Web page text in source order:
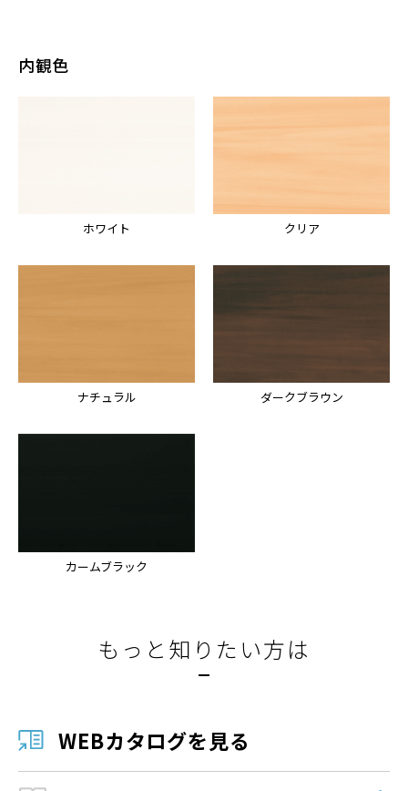
内観色
ホワイト クリア
ナチュラル ダークブラウン
カームブラック
もっと知りたい方は
WEBカタログを見る